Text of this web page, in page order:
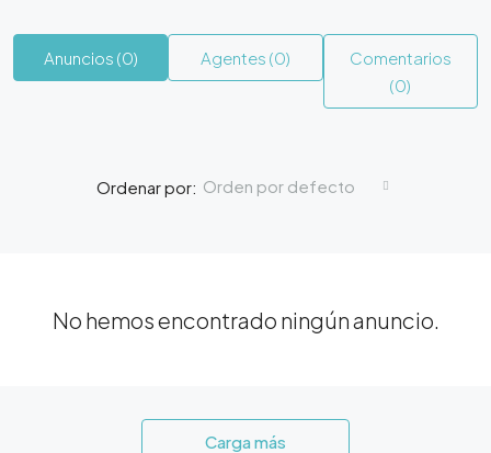
Anuncios (0) Agentes (0)
Comentarios
(0)
Ordenar por: Orden por defecto
No hemos encontrado ningún anuncio.
Carga más